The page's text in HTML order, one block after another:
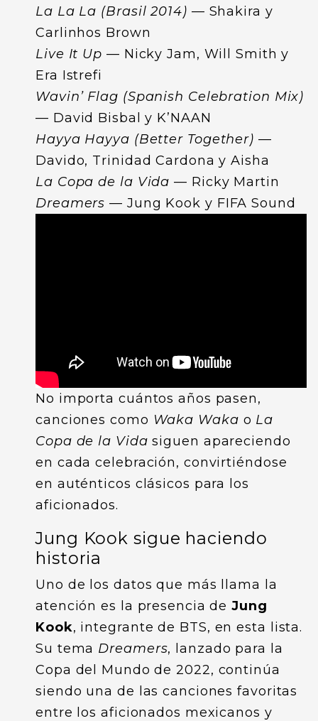
La La La (Brasil 2014) — Shakira y
Carlinhos Brown
Live It Up — Nicky Jam, Will Smith y
Era Istrefi
Wavin’ Flag (Spanish Celebration Mix)
— David Bisbal y K’NAAN
Hayya Hayya (Better Together) —
Davido, Trinidad Cardona y Aisha
La Copa de la Vida — Ricky Martin
Dreamers — Jung Kook y FIFA Sound
No importa cuántos años pasen,
canciones como Waka Waka o La
Copa de la Vida siguen apareciendo
en cada celebración, convirtiéndose
en auténticos clásicos para los
aficionados.
Jung Kook sigue haciendo
historia
Uno de los datos que más llama la
atención es la presencia deJung
Kook, integrante de BTS, en esta lista.
Su tema Dreamers, lanzado para la
Copa del Mundo de 2022, continúa
siendo una de las canciones favoritas
entre los aficionados mexicanos y